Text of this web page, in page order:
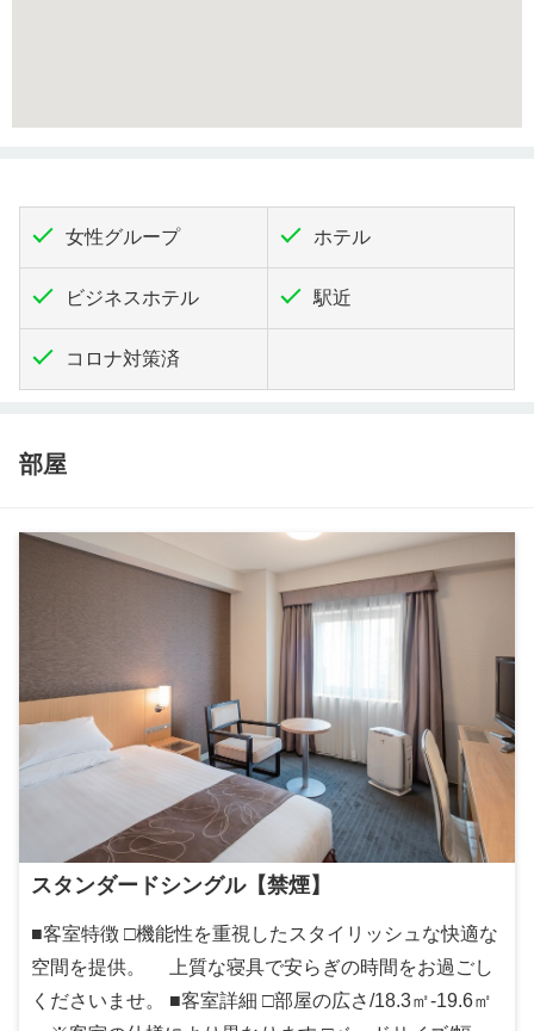
女性グループ ホテル
ビジネスホテル 駅近
コロナ対策済
部屋
スタンダードシングル【禁煙】
■客室特徴 □機能性を重視したスタイリッシュな快適な
空間を提供。 上質な寝具で安らぎの時間をお過ごし
くださいませ。 ■客室詳細 □部屋の広さ/18.3㎡-19.6㎡